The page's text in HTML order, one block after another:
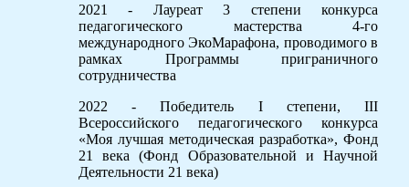
2021 - Лауреат 3 степени конкурса
педагогического мастерства 4-го
международного ЭкоМарафона, проводимого в
рамках Программы приграничного
сотрудничества
2022 - Победитель I степени, III
Всероссийского педагогического конкурса
«Моя лучшая методическая разработка», Фонд
21 века (Фонд Образовательной и Научной
Деятельности 21 века)